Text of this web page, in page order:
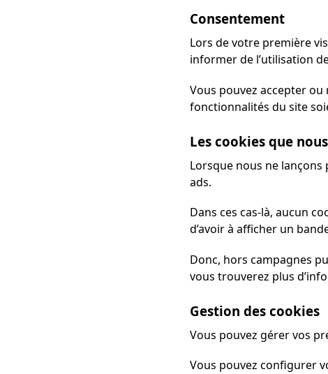
Consentement
Lors de votre première
informer de l’utilisation
Vous pouvez accepter ou
fonctionnalités du site
Les cookies que
Lorsque nous ne
ads.
Dans ces cas-là, aucun
d’avoir à afficher un
Donc, hors campagnes
vous trouverez plus
Gestion des cookies
Vous pouvez gérer vos
Vous pouvez configurer